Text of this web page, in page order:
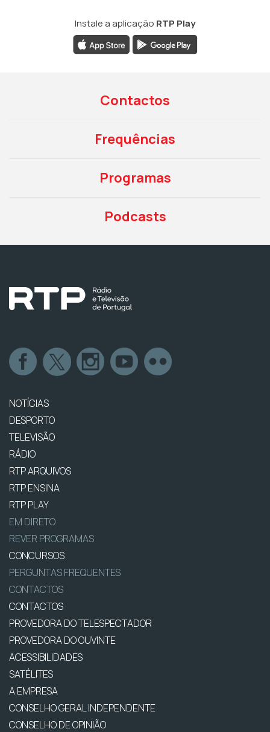
Instale a aplicação RTP Play
Contactos
Frequências
Programas
Podcasts
NOTÍCIAS
DESPORTO
TELEVISÃO
RÁDIO
RTP ARQUIVOS
RTP ENSINA
RTP PLAY
EM DIRETO
REVER PROGRAMAS
CONCURSOS
PERGUNTAS FREQUENTES
CONTACTOS
CONTACTOS
PROVEDORA DO TELESPECTADOR
PROVEDORA DO OUVINTE
ACESSIBILIDADES
SATÉLITES
A EMPRESA
CONSELHO GERAL INDEPENDENTE
CONSELHO DE OPINIÃO